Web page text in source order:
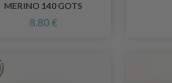
MERINO 140 GOTS
8.80 €